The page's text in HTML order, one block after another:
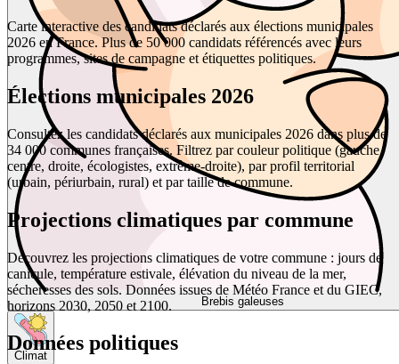
Brebis galeuses
Climat
Carte interactive des candidats déclarés aux élections municipales
2026 en France. Plus de 50 000 candidats référencés avec leurs
programmes, sites de campagne et étiquettes politiques.
Élections municipales 2026
Consultez les candidats déclarés aux municipales 2026 dans plus de
34 000 communes françaises. Filtrez par couleur politique (gauche,
centre, droite, écologistes, extrême-droite), par profil territorial
(urbain, périurbain, rural) et par taille de commune.
Projections climatiques par commune
Découvrez les projections climatiques de votre commune : jours de
canicule, température estivale, élévation du niveau de la mer,
sécheresses des sols. Données issues de Météo France et du GIEC,
horizons 2030, 2050 et 2100.
Données politiques